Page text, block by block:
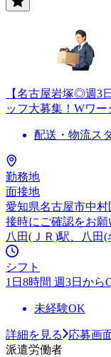
【名古屋岩塚◎週3
ッフ大募集！Wワ
配送・物流ス
勤務地
面接地
愛知県名古屋市中
接時にご確認をお願
八田(ＪＲ)駅、八田
シフト
1日8時間 週3日から
未経験OK
詳細を見る
応募画
派遣労働者